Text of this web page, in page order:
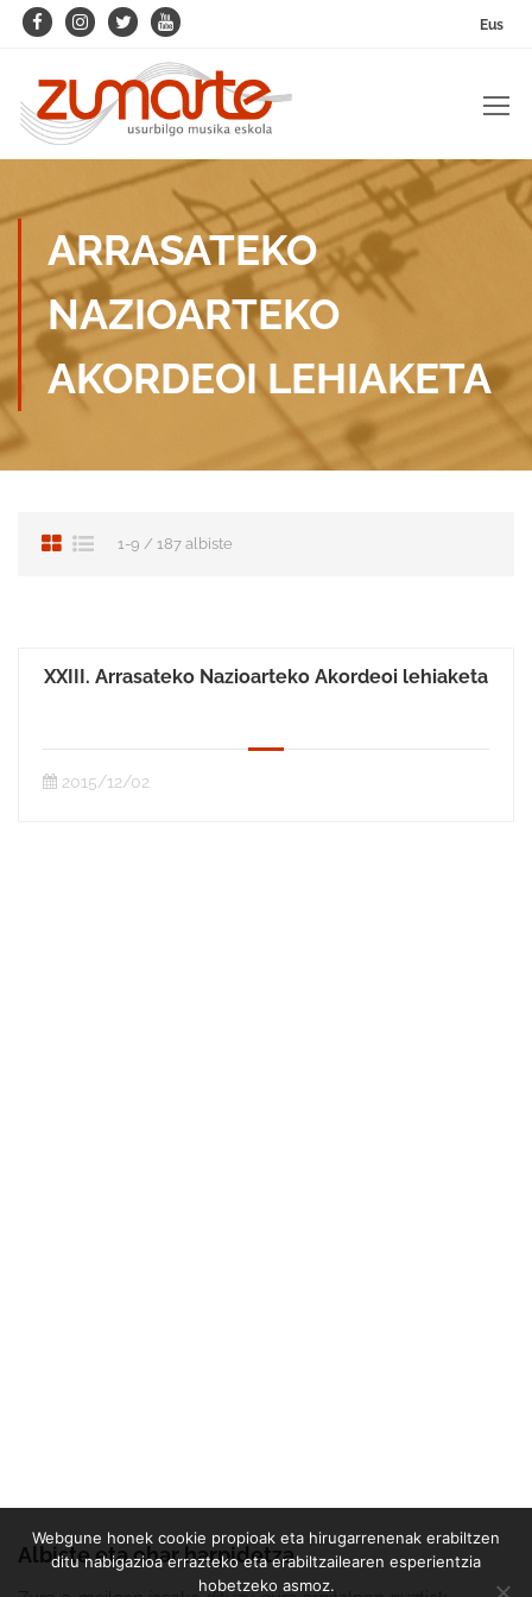
Eus
ARRASATEKO
NAZIOARTEKO
AKORDEOI LEHIAKETA
1-9 / 187 albiste
XXIII. Arrasateko Nazioarteko Akordeoi lehiaketa
2015/12/02
Albiste eta ohar harpidetza
Webgune honek cookie propioak eta hirugarrenenak erabiltzen
ditu nabigazioa errazteko eta erabiltzailearen esperientzia
hobetzeko asmoz.